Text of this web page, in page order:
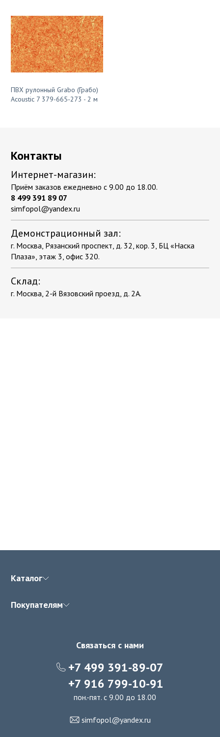
ПВХ рулонный Grabo (Грабо)
Acoustic 7 379-665-273 - 2 м
Контакты
Интернет-магазин:
Приём заказов ежедневно с 9.00 до 18.00.
8 499 391 89 07
simfopol@yandex.ru
Демонстрационный зал:
г. Москва, Рязанский проспект, д. 32, кор. 3, БЦ «Наска
Плаза», этаж 3, офис 320.
Склад:
г. Москва, 2-й Вязовский проезд, д. 2А.
Каталог
Покупателям
Связаться с нами
+7 499 391-89-07
+7 916 799-10-91
пон.-пят. с 9.00 до 18.00
simfopol@yandex.ru